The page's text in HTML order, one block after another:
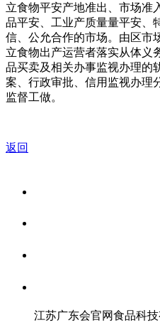
立食物平安产地准出、市场准
品平安、工业产质量量平安、
信、公允合作的市场。由区市
立食物出产运营者落实从体义
品买卖及相关办事监视办理的
案、行政审批、信用监视办理
监督工做。
返回
江苏广东会官网食品科